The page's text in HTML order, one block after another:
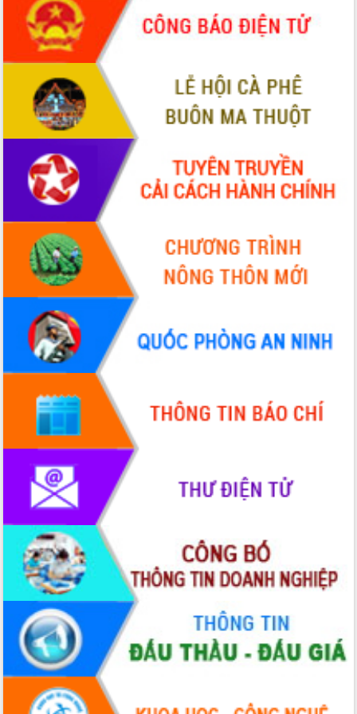
món ăn từ sầu riêng
Đắk Lắk công bố Quy hoạch và xúc
tiến đầu tư tỉnh
Ngành cá ngừ Đắk Lắk chủ động thích
ứng để giữ vững thị trường xuất khẩu
Diễn đàn Kinh tế tư nhân Việt Nam đột
phá cơ chế - Hợp tác công tư
Đề án 06 tạo bước ngoặt đột phá trong
cải cách hành chính tỉnh Đắk Lắk
Kết nối tour, đẩy mạnh chuyển đổi số
để phát triển du lịch Đắk Lắk
Khởi động Dự án Đầu tư xây dựng hạ
tầng kỹ thuật Cụm công nghiệp Tân
Gặp mặt các cơ quan báo chí nhân Kỷ
niệm 101 năm Ngày Báo chí Cách
mạng Việt Nam
Đắk Lắk sơ kết 4 năm triển khai thực
hiện Đề án 06 của Chính phủ
Họp báo thông tin về Hội nghị Công bố
Quy hoạch và Xúc tiến đầu tư tỉnh Đắk
Lắk
Khơi thông điểm nghẽn, đẩy nhanh
giải ngân vốn khắc phục thiên tai
HĐND tỉnh thông qua điều chỉnh Quy
hoạch tỉnh thời kỳ 2021-2030
Hội thảo góp ý hồ sơ điều chỉnh quy
hoạch tỉnh Đắk Lắk thời kỳ 2021-2030,
tầm nhìn đến năm 2050
Nâng cao hiệu quả hoạt động của các
doanh nghiệp nhà nước
Hội nghị triển khai kết nối mạng
truyền số liệu chuyên dùng phục vụ cơ
quan Đảng, Nhà nước
Lễ phát động chuỗi hoạt động chung
tay làm sạch môi trường
Xã Ea Kar bước chuyển mình trong
công tác cải cách hành chính mô hình
mới
UBND tỉnh họp báo định kỳ tháng 4
năm 2026